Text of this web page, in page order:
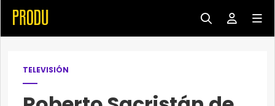
TELEVISIÓN